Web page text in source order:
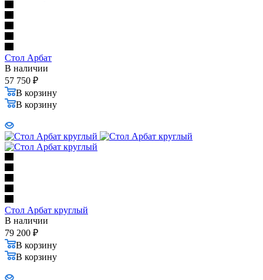
Стол Арбат
В наличии
57 750 ₽
В корзину
В корзину
Стол Арбат круглый
В наличии
79 200 ₽
В корзину
В корзину